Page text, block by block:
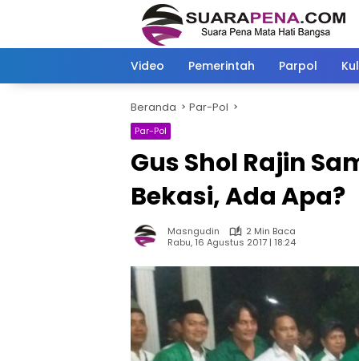
Video Pemerintah Parpol
Beranda Par-Pol
Par-Pol
Gus Shol Rajin
Bekasi, Ada Apa?
Masngudin
2 Min Baca
Rabu, 16 Agustus 2017 | 18:24